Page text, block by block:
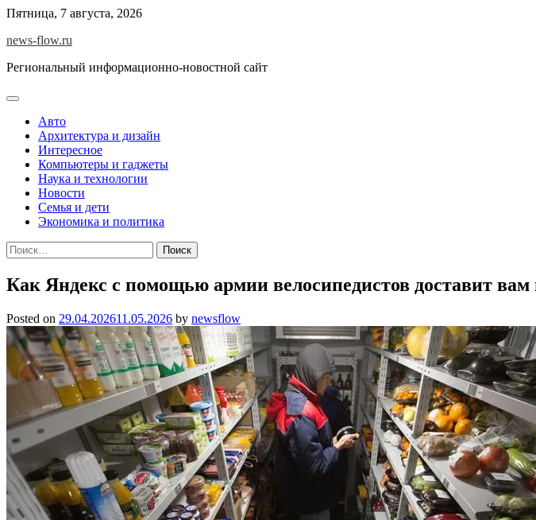
Skip
content
Пятница, 7 августа, 2026
news-flow.ru
Региональный информационно-новостной сайт
Авто
Архитектура и дизайн
Интересное
Компьютеры и гаджеты
Наука и технологии
Новости
Семья и дети
Экономика и политика
Найти:
Как Яндекс с помощью армии велосипедистов доставит вам
Posted on 29.04.202611.05.2026 by newsflow